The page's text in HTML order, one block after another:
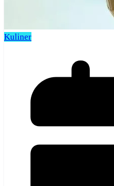
Kuliner